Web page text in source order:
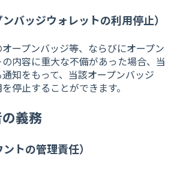
バッジウォレットの利用停止）
ープンバッジ等、ならびにオープン
内容に重大な不備があった場合、当
知をもって、当該オープンバッジ
停止することができます。
義務
トの管理責任）